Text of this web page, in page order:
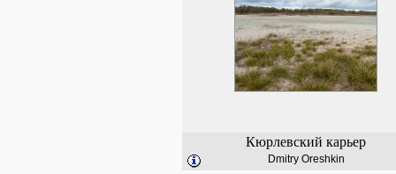
Кюрлевский карьер
Dmitry Oreshkin